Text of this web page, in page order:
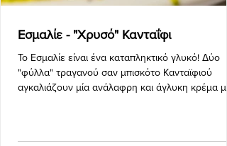
Εσμαλίε - "Χρυσό" Κανταΐφι
Το Εσμαλίε είναι ένα καταπληκτικό γλυκό! Δύο
"φύλλα" τραγανού σαν μπισκότο Κανταϊφιού
αγκαλιάζουν μία ανάλαφρη και άγλυκη κρέμα με